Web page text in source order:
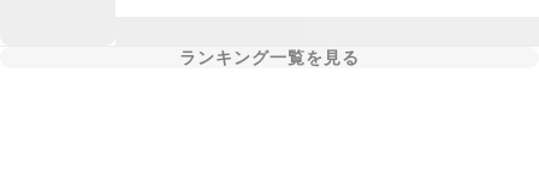
ランキング一覧を見る